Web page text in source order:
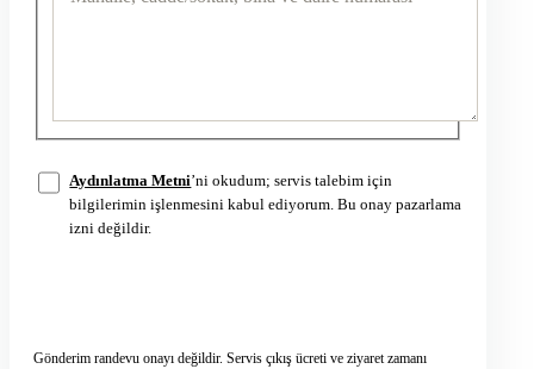
Aydınlatma Metni’ni okudum; servis talebim için
bilgilerimin işlenmesini kabul ediyorum. Bu onay pazarlama
izni değildir.
Gönderim randevu onayı değildir. Servis çıkış ücreti ve ziyaret zamanı